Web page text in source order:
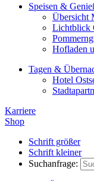
Speisen &
Übersicht
Lichtblick
Hofladen
Tagen &
Hotel
Karriere
Shop
Schrift größer
Schrift kleiner
Suchanfrage: